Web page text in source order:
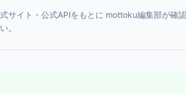
サイト・公式APIをもとに mottoku編集部が確
。